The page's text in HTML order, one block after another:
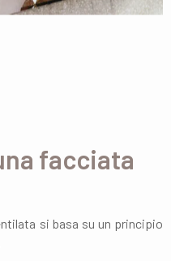
facciata
si basa su un principio